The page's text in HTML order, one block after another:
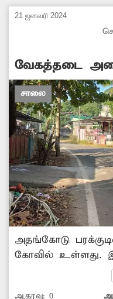
சாலையை
21 ஜனவரி 2024
வேகத்தடை
சாலை
அதங்கோடு
கோவில் உள்ளது.
இருந்து
செல்கிறது. இந்த
ஆதரவு: 0